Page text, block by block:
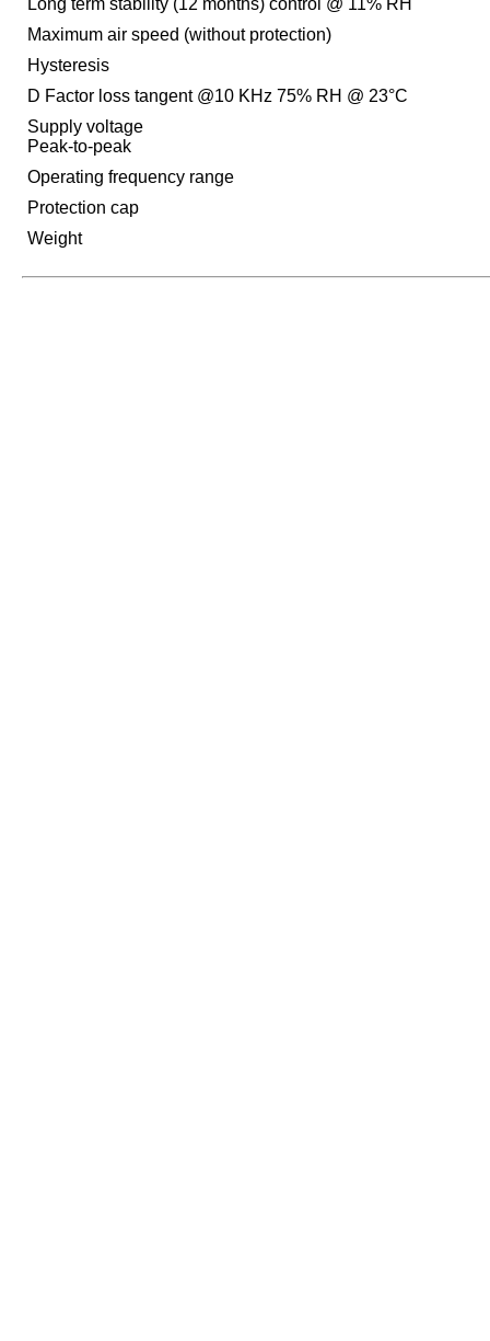
Maximum air speed (without protection)
Hysteresis
D Factor loss tangent @10 KHz 75% RH @ 23°C
Supply voltage
Peak-to-peak
Operating frequency range
Protection cap
Weight